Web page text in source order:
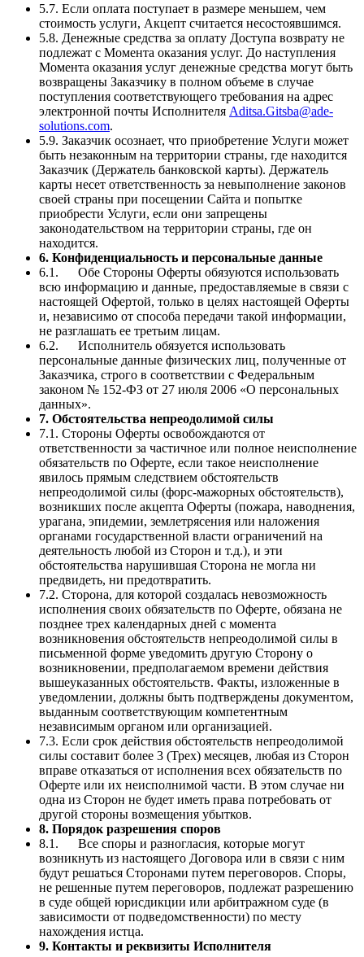
5.7. Если оплата поступает в размере меньшем, чем
стоимость услуги, Акцепт считается несостоявшимся.
5.8. Денежные средства за оплату Доступа возврату не
подлежат с Момента оказания услуг. До наступления
Момента оказания услуг денежные средства могут быть
возвращены Заказчику в полном объеме в случае
поступления соответствующего требования на адрес
электронной почты Исполнителя Aditsa.Gitsba@ade-
solutions.com.
5.9. Заказчик осознает, что приобретение Услуги может
быть незаконным на территории страны, где находится
Заказчик (Держатель банковской карты). Держатель
карты несет ответственность за невыполнение законов
своей страны при посещении Сайта и попытке
приобрести Услуги, если они запрещены
законодательством на территории страны, где он
находится.
6. Конфиденциальность и персональные данные
6.1. Обе Стороны Оферты обязуются использовать
всю информацию и данные, предоставляемые в связи с
настоящей Офертой, только в целях настоящей Оферты
и, независимо от способа передачи такой информации,
не разглашать ее третьим лицам.
6.2. Исполнитель обязуется использовать
персональные данные физических лиц, полученные от
Заказчика, строго в соответствии с Федеральным
законом № 152-ФЗ от 27 июля 2006 «О персональных
данных».
7. Обстоятельства непреодолимой силы
7.1. Стороны Оферты освобождаются от
ответственности за частичное или полное неисполнение
обязательств по Оферте, если такое неисполнение
явилось прямым следствием обстоятельств
непреодолимой силы (форс-мажорных обстоятельств),
возникших после акцепта Оферты (пожара, наводнения,
урагана, эпидемии, землетрясения или наложения
органами государственной власти ограничений на
деятельность любой из Сторон и т.д.), и эти
обстоятельства нарушившая Сторона не могла ни
предвидеть, ни предотвратить.
7.2. Сторона, для которой создалась невозможность
исполнения своих обязательств по Оферте, обязана не
позднее трех календарных дней с момента
возникновения обстоятельств непреодолимой силы в
письменной форме уведомить другую Сторону о
возникновении, предполагаемом времени действия
вышеуказанных обстоятельств. Факты, изложенные в
уведомлении, должны быть подтверждены документом,
выданным соответствующим компетентным
независимым органом или организацией.
7.3. Если срок действия обстоятельств непреодолимой
силы составит более 3 (Трех) месяцев, любая из Сторон
вправе отказаться от исполнения всех обязательств по
Оферте или их неисполнимой части. В этом случае ни
одна из Сторон не будет иметь права потребовать от
другой стороны возмещения убытков.
8. Порядок разрешения споров
8.1. Все споры и разногласия, которые могут
возникнуть из настоящего Договора или в связи с ним
будут решаться Сторонами путем переговоров. Споры,
не решенные путем переговоров, подлежат разрешению
в суде общей юрисдикции или арбитражном суде (в
зависимости от подведомственности) по месту
нахождения истца.
9. Контакты и реквизиты Исполнителя